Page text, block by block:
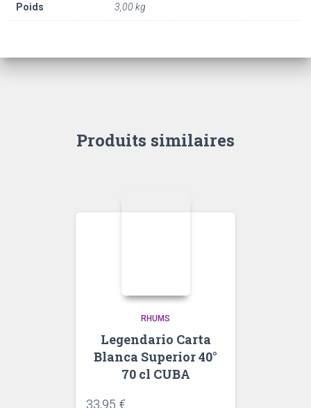
Poids 3,00 kg
Produits similaires
RHUMS
Legendario Carta
Blanca Superior 40°
70 cl CUBA
33,95 €